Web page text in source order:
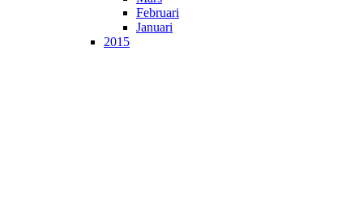
Februari
Januari
2015